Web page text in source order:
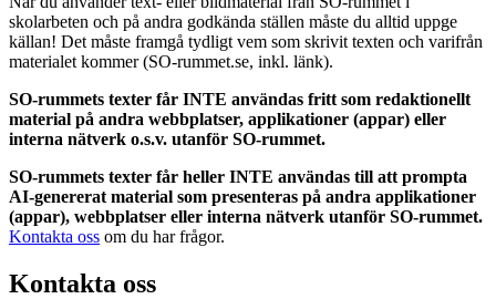
skolarbeten och på andra godkända ställen måste du alltid uppge
källan! Det måste framgå tydligt vem som skrivit texten och varifrån
materialet kommer (SO-rummet.se, inkl. länk).
SO-rummets texter får INTE användas fritt som redaktionellt
material på andra webbplatser, applikationer (appar) eller
interna nätverk o.s.v. utanför SO-rummet.
SO-rummets texter får heller INTE användas till att prompta
AI-genererat material som presenteras på andra applikationer
(appar), webbplatser eller interna nätverk utanför SO-rummet.
Kontakta oss om du har frågor.
Kontakta oss